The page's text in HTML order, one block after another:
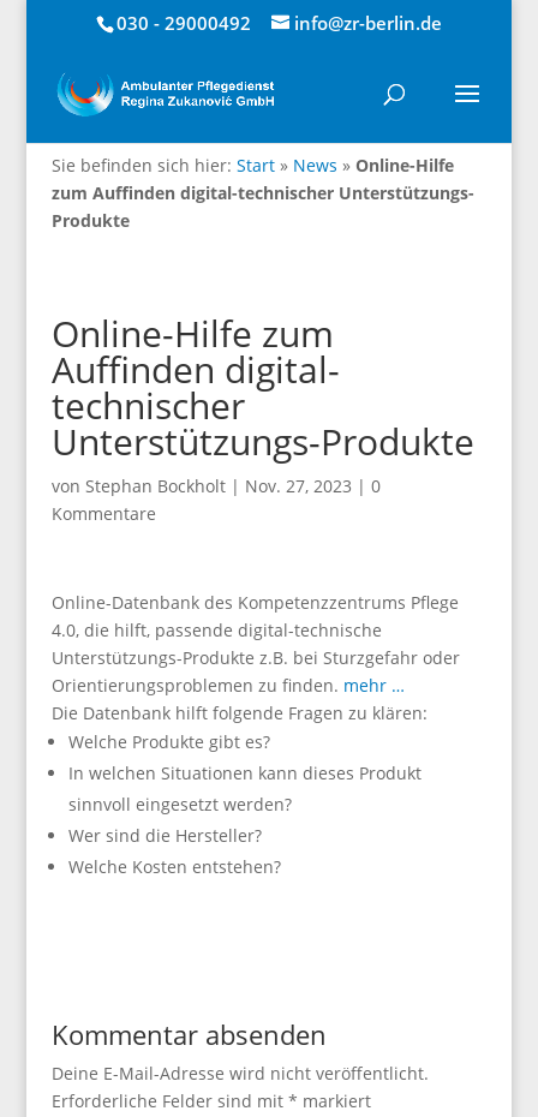
030 - 29000492 info@zr-berlin.de
Sie befinden sich hier: Start» News » Online-Hilfe
zum Auffinden digital-technischer Unterstützungs-
Produkte
Online-Hilfe zum
Auffinden digital-
technischer
Unterstützungs-Produkte
von Stephan Bockholt| Nov. 27, 2023 | 0
Kommentare
Online-Datenbank des Kompetenzzentrums Pflege
4.0, die hilft, passende digital-technische
Unterstützungs-Produkte z.B. bei Sturzgefahr oder
Orientierungsproblemen zu finden. mehr …
Die Datenbank hilft folgende Fragen zu klären:
Welche Produkte gibt es?
In welchen Situationen kann dieses Produkt
sinnvoll eingesetzt werden?
Wer sind die Hersteller?
Welche Kosten entstehen?
Kommentar absenden
Deine E-Mail-Adresse wird nicht veröffentlicht.
Erforderliche Felder sind mit * markiert